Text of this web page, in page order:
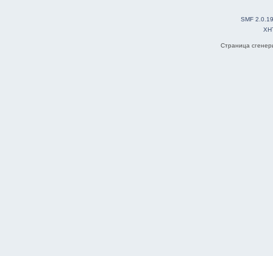
SMF 2.0.19
Страница